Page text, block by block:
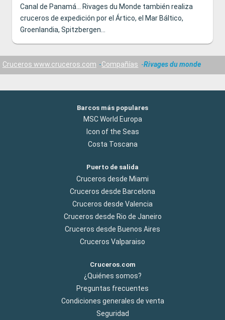
Canal de Panamá... Rivages du Monde también realiza
cruceros de expedición por el Ártico, el Mar Báltico,
Groenlandia, Spitzbergen...
Cruceros www.cruceros.com Compañías Rivages du monde
Barcos más populares
MSC World Europa
Icon of the Seas
Costa Toscana
Puerto de salida
Cruceros desde Miami
Cruceros desde Barcelona
Cruceros desde Valencia
Cruceros desde Rio de Janeiro
Cruceros desde Buenos Aires
Cruceros Valparaiso
Cruceros.com
¿Quiénes somos?
Preguntas frecuentes
Condiciones generales de venta
Seguridad